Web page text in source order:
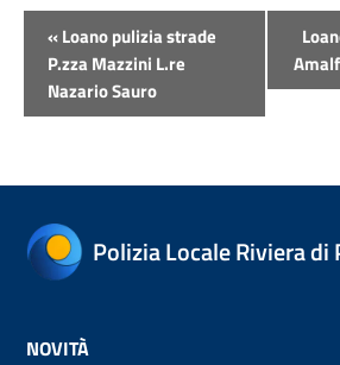
Evento
Navigazione
«Loano pulizia strade
P.zza Mazzini L.re
Nazario Sauro
Polizia Locale Riviera di
NOVITÀ